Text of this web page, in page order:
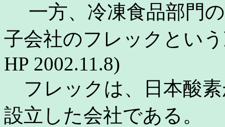
一方、冷凍食品部門
子会社のフレックとい
HP 2002.11.8)
フレックは、日本酸
設立した会社である。